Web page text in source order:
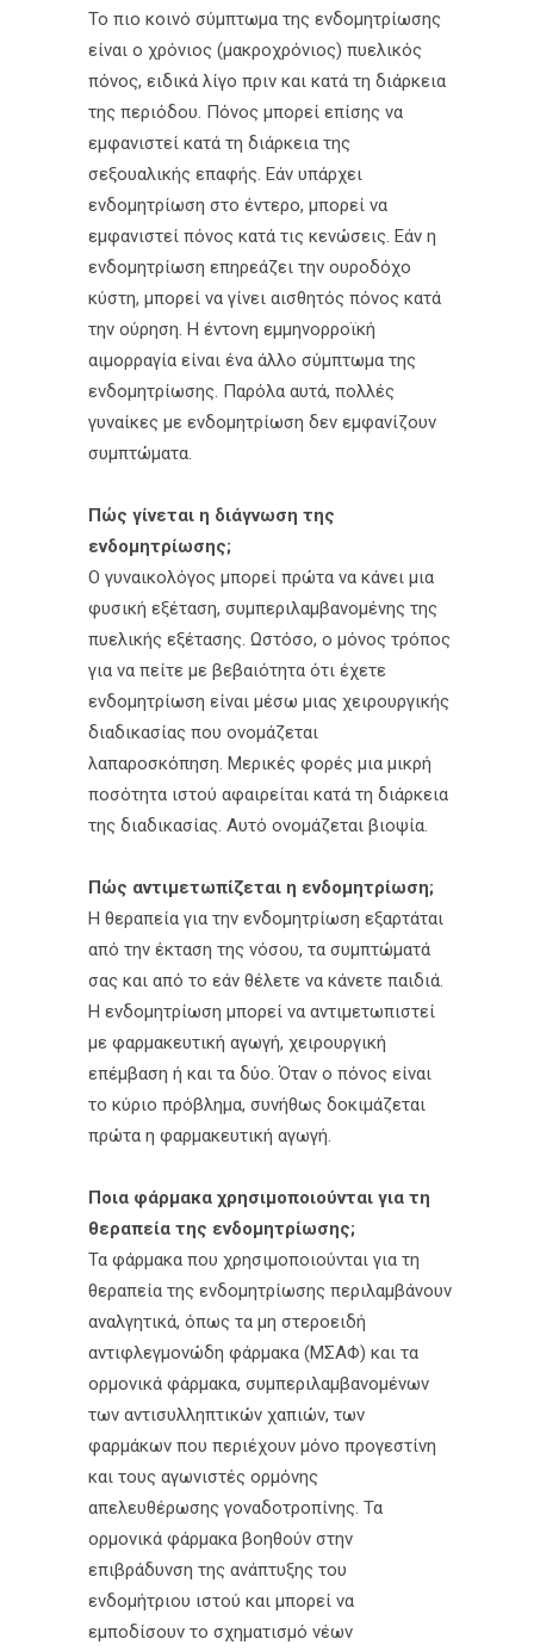
Το πιο κοινό σύμπτωμα της ενδομητρίωσης
είναι ο χρόνιος (μακροχρόνιος) πυελικός
πόνος, ειδικά λίγο πριν και κατά τη διάρκεια
της περιόδου. Πόνος μπορεί επίσης να
εμφανιστεί κατά τη διάρκεια της
σεξουαλικής επαφής. Εάν υπάρχει
ενδομητρίωση στο έντερο, μπορεί να
εμφανιστεί πόνος κατά τις κενώσεις. Εάν η
ενδομητρίωση επηρεάζει την ουροδόχο
κύστη, μπορεί να γίνει αισθητός πόνος κατά
την ούρηση. Η έντονη εμμηνορροϊκή
αιμορραγία είναι ένα άλλο σύμπτωμα της
ενδομητρίωσης. Παρόλα αυτά, πολλές
γυναίκες με ενδομητρίωση δεν εμφανίζουν
συμπτώματα.
Πώς γίνεται η διάγνωση της
ενδομητρίωσης;
Ο γυναικολόγος μπορεί πρώτα να κάνει μια
φυσική εξέταση, συμπεριλαμβανομένης της
πυελικής εξέτασης. Ωστόσο, ο μόνος τρόπος
για να πείτε με βεβαιότητα ότι έχετε
ενδομητρίωση είναι μέσω μιας χειρουργικής
διαδικασίας που ονομάζεται
λαπαροσκόπηση. Μερικές φορές μια μικρή
ποσότητα ιστού αφαιρείται κατά τη διάρκεια
της διαδικασίας. Αυτό ονομάζεται βιοψία.
Πώς αντιμετωπίζεται η ενδομητρίωση;
Η θεραπεία για την ενδομητρίωση εξαρτάται
από την έκταση της νόσου, τα συμπτώματά
σας και από το εάν θέλετε να κάνετε παιδιά.
Η ενδομητρίωση μπορεί να αντιμετωπιστεί
με φαρμακευτική αγωγή, χειρουργική
επέμβαση ή και τα δύο. Όταν ο πόνος είναι
το κύριο πρόβλημα, συνήθως δοκιμάζεται
πρώτα η φαρμακευτική αγωγή.
Ποια φάρμακα χρησιμοποιούνται για τη
θεραπεία της ενδομητρίωσης;
Τα φάρμακα που χρησιμοποιούνται για τη
θεραπεία της ενδομητρίωσης περιλαμβάνουν
αναλγητικά, όπως τα μη στεροειδή
αντιφλεγμονώδη φάρμακα (ΜΣΑΦ) και τα
ορμονικά φάρμακα, συμπεριλαμβανομένων
των αντισυλληπτικών χαπιών, των
φαρμάκων που περιέχουν μόνο προγεστίνη
και τους αγωνιστές ορμόνης
απελευθέρωσης γοναδοτροπίνης. Τα
ορμονικά φάρμακα βοηθούν στην
επιβράδυνση της ανάπτυξης του
ενδομήτριου ιστού και μπορεί να
εμποδίσουν το σχηματισμό νέων